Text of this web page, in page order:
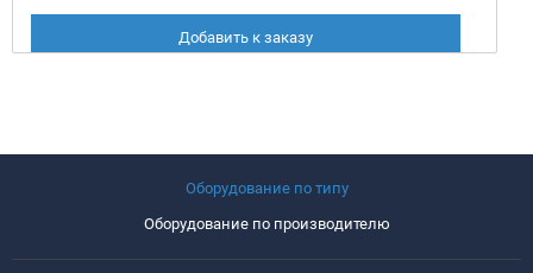
Добавить к заказу
Оборудование по типу
Оборудование по производителю